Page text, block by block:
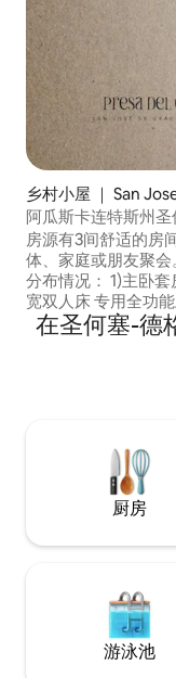
乡村小屋 ｜ San
阿瓜斯卡连特斯州
达卢西亚之家
房源有3间舒适的房
体、家庭或朋友聚
分布情况： 1)主卧套房（主卧）： 1张2米
宽双人床 专用全功能卫生间 宽敞的空间，
非常适合情侣或想
人。 房源空间充足，可放置额外的充气床
垫（房源内已配备
非常适合儿童、青
3)第三间卧室（第二间
功能卫生间。 非常适合带孩子的家庭或寻
在圣何塞-德
厨房
游泳池